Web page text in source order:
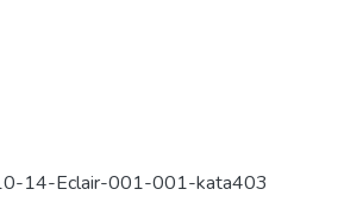
14-Eclair-001-001-kata403